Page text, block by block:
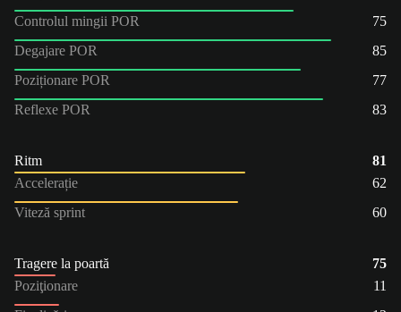
Controlul mingii POR
75
Degajare POR
85
Poziționare POR
77
Reflexe POR
83
Ritm
81
Accelerație
62
Viteză sprint
60
Tragere la poartă
75
Poziţionare
11